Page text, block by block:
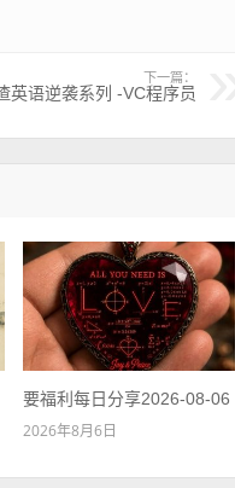
下一篇：
英语逆袭系列 -VC程序员
要福利每日分享2026-08-06
2026年8月6日